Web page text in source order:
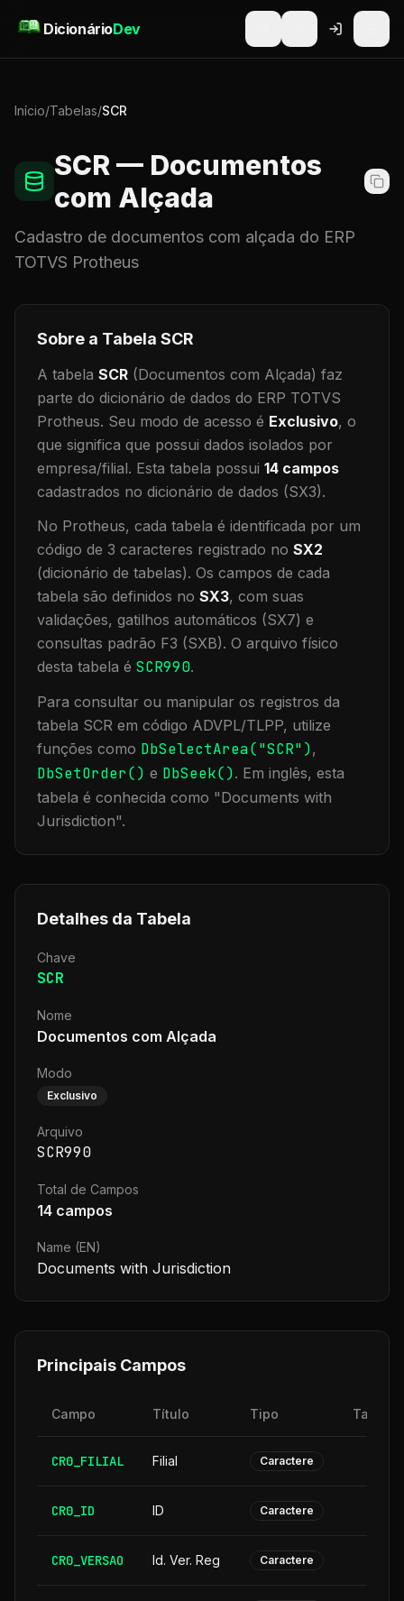
DicionárioDev
Início/Tabelas/SCR
SCR — Documentos
com Alçada
Cadastro de documentos com alçada do ERP
TOTVS Protheus
Sobre a Tabela SCR
A tabela SCR (Documentos com Alçada) faz
parte do dicionário de dados do ERP TOTVS
Protheus. Seu modo de acesso é Exclusivo, o
que significa que possui dados isolados por
empresa/filial. Esta tabela possui 14 campos
cadastrados no dicionário de dados (SX3).
No Protheus, cada tabela é identificada por um
código de 3 caracteres registrado no SX2
(dicionário de tabelas). Os campos de cada
tabela são definidos no SX3, com suas
validações, gatilhos automáticos (SX7) e
consultas padrão F3 (SXB). O arquivo físico
desta tabela é SCR990.
Para consultar ou manipular os registros da
tabela SCR em código ADVPL/TLPP, utilize
funções como DbSelectArea("SCR"),
DbSetOrder() e DbSeek(). Em inglês, esta
tabela é conhecida como "Documents with
Jurisdiction".
Detalhes da Tabela
Chave
SCR
Nome
Documentos com Alçada
Modo
Exclusivo
Arquivo
SCR990
Total de Campos
14 campos
Name (EN)
Documents with Jurisdiction
Principais Campos
Campo Título Tipo
CR0_FILIAL Filial Caractere
CR0_ID ID Caractere
CR0_VERSAO Id. Ver. Reg Caractere